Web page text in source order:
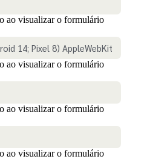
ao visualizar o formulário
ao visualizar o formulário
ao visualizar o formulário
ao visualizar o formulário